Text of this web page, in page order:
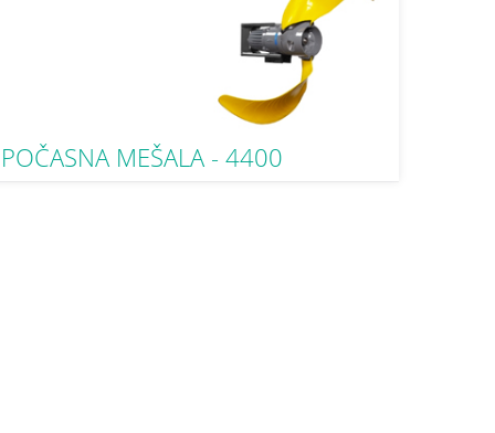
POČASNA MEŠALA - 4400